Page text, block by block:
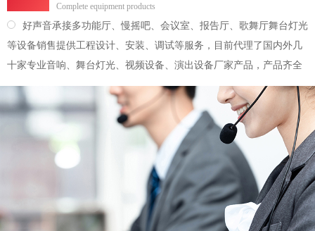
Complete equipment products
好声音承接多功能厅、慢摇吧、会议室、报告厅、歌舞厅舞台灯光
等设备销售提供工程设计、安装、调试等服务，目前代理了国内外几
十家专业音响、舞台灯光、视频设备、演出设备厂家产品，产品齐全